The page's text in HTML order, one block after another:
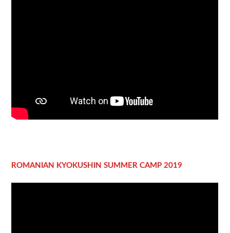
ROMANIAN KYOKUSHIN SUMMER CAMP 2019